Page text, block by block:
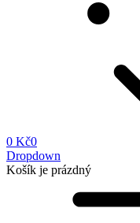
0 Kč0
Dropdown
Košík je prázdný